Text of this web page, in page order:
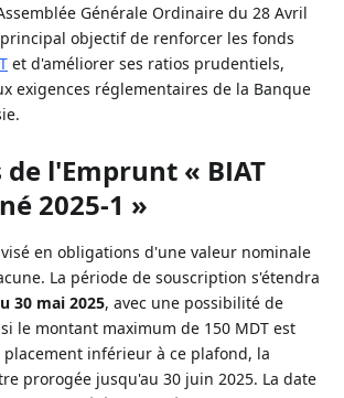
Générale Ordinaire du 28 Avril
objectif de renforcer les fonds
et d'améliorer ses ratios prudentiels,
exigences réglementaires de la Banque
l'Emprunt « BIAT
2025-1 »
en obligations d'une valeur nominale
La période de souscription s'étendra
30 mai 2025, avec une possibilité de
le montant maximum de 150 MDT est
placement inférieur à ce plafond, la
prorogée jusqu'au 30 juin 2025. La date